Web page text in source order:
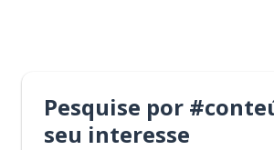
Pesquise por
seu interesse